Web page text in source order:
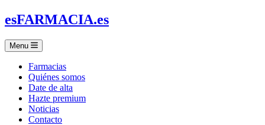
esFARMACIA.es
Menu
Farmacias
Quiénes somos
Date de alta
Hazte premium
Noticias
Contacto